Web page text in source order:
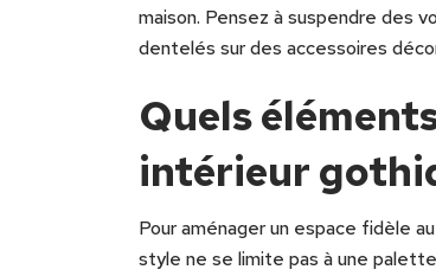
maison. Pensez à suspendre des
dentelés sur des accessoires
Quels
intérieur
Pour aménager un espace fidèle
style ne se limite pas à une